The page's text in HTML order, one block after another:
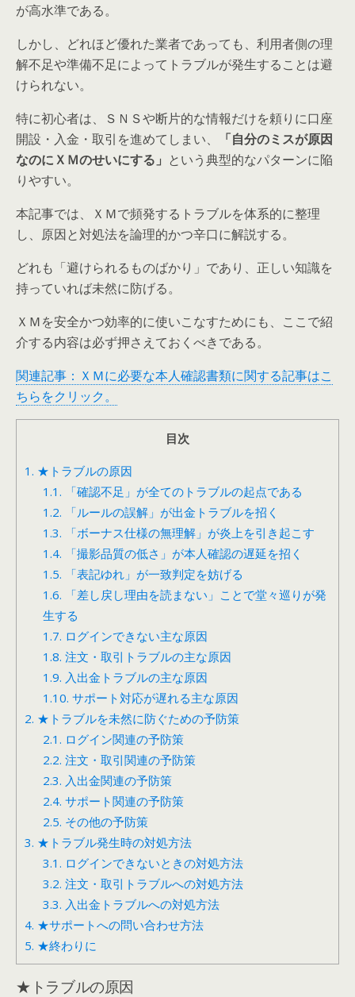
が高水準である。
しかし、どれほど優れた業者であっても、利用者側の理
解不足や準備不足によってトラブルが発生することは避
けられない。
特に初心者は、ＳＮＳや断片的な情報だけを頼りに口座
開設・入金・取引を進めてしまい、
「自分のミスが原因
なのにＸＭのせいにする」 という典型的なパターンに陥
りやすい。
本記事では、ＸＭで頻発するトラブルを体系的に整理
し、原因と対処法を論理的かつ辛口に解説する。
どれも「避けられるものばかり」であり、正しい知識を
持っていれば未然に防げる。
ＸＭを安全かつ効率的に使いこなすためにも、ここで紹
介する内容は必ず押さえておくべきである。
関連記事：ＸＭに必要な本人確認書類に関する記事はこ
ちらをクリック。
目次
1. ★トラブルの原因
1.1. 「確認不足」が全てのトラブルの起点である
1.2. 「ルールの誤解」が出金トラブルを招く
1.3. 「ボーナス仕様の無理解」が炎上を引き起こす
1.4. 「撮影品質の低さ」が本人確認の遅延を招く
1.5. 「表記ゆれ」が一致判定を妨げる
1.6. 「差し戻し理由を読まない」ことで堂々巡りが発
生する
1.7. ログインできない主な原因
1.8. 注文・取引トラブルの主な原因
1.9. 入出金トラブルの主な原因
1.10. サポート対応が遅れる主な原因
2. ★トラブルを未然に防ぐための予防策
2.1. ログイン関連の予防策
2.2. 注文・取引関連の予防策
2.3. 入出金関連の予防策
2.4. サポート関連の予防策
2.5. その他の予防策
3. ★トラブル発生時の対処方法
3.1. ログインできないときの対処方法
3.2. 注文・取引トラブルへの対処方法
3.3. 入出金トラブルへの対処方法
4. ★サポートへの問い合わせ方法
5. ★終わりに
★トラブルの原因